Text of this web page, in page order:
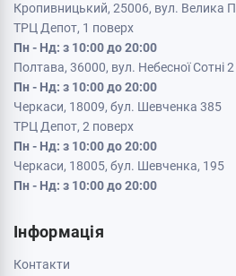
Кропивницький, 25006, вул. Велика
ТРЦ Депот, 1 поверх
Пн - Нд: з 10:00 до 20:00
Полтава, 36000, вул. Небесної Сотні 2
Пн - Нд: з 10:00 до 20:00
Черкаси, 18009, бул. Шевченка 385
ТРЦ Депот, 2 поверх
Пн - Нд: з 10:00 до 20:00
Черкаси, 18005, бул. Шевченка, 195
Пн - Нд: з 10:00 до 20:00
Інформація
Контакти